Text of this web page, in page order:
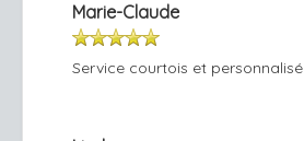
Marie-Claude
Service courtois et personnalisé